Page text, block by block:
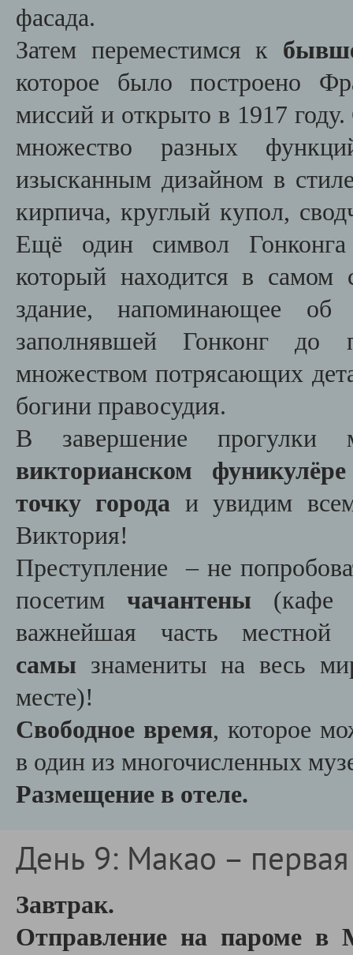
фасада.
Затем переместимся к
которое было построено
миссий и открыто в 1917
множество разных
изысканным дизайном в
кирпича, круглый купол,
Ещё один символ
который находится в самом
здание, напоминающее об
заполнявшей Гонконг до
множеством потрясающих
богини правосудия.
В завершение
викторианском
точку города и увидим
Виктория!
Преступление – не
посетим чачантены (кафе
важнейшая часть
самы знамениты на весь
месте)!
Свободное время, которое
в один из многочисленных
Размещение в отеле.
День 9: Макао –
Завтрак.
Отправление на пароме